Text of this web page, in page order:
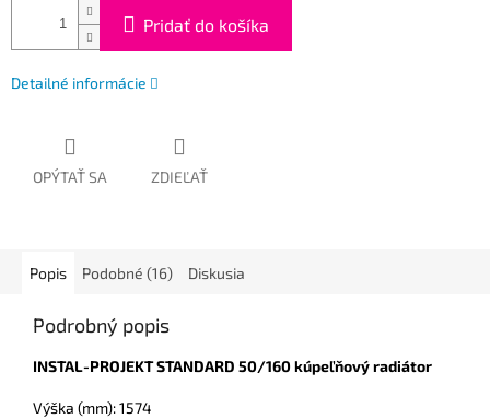
Pridať do košíka
Detailné informácie
OPÝTAŤ SA ZDIEĽAŤ
Popis Podobné (16) Diskusia
Podrobný popis
INSTAL-PROJEKT STANDARD 50/160 kúpeľňový radiátor
Výška (mm): 1574